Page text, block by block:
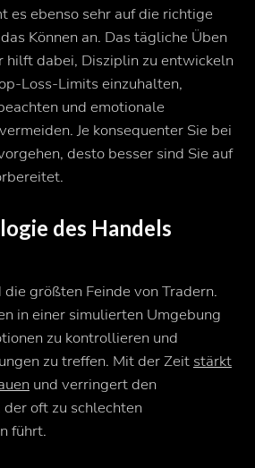
es ebenso sehr auf die richtige
Können an. Das tägliche Üben
hilft dabei, Disziplin zu entwickeln
Loss-Limits einzuhalten,
und emotionale
Je konsequenter Sie bei
desto besser sind Sie auf
des Handels
größten Feinde von Tradern.
in einer simulierten Umgebung
zu kontrollieren und
zu treffen. Mit der Zeit stärkt
und verringert den
oft zu schlechten
führt.